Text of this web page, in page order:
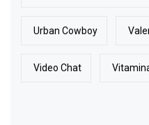
Urban Cowboy
Video Chat